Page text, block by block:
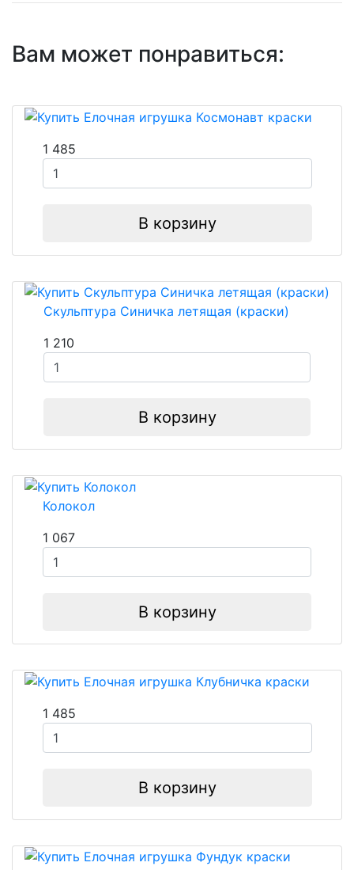
Вам может понравиться:
1 485
В корзину
Скульптура Синичка летящая (краски)
1 210
В корзину
Колокол
1 067
В корзину
1 485
В корзину